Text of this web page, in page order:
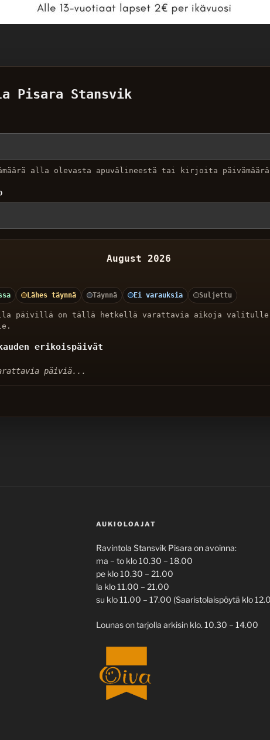
Pisara Stansvik
alla olevasta apuvälineestä tai kirjoita
August 2026
Lähes täynnä Täynnä Ei varauksia Suljettu
päivillä on tällä hetkellä varattavia aikoja valitulle
erikoispäivät
päiviä...
AUKIOLOAJAT
Ravintola Stansvik Pisara on avoinna:
ma – to klo 10.30 – 18.00
pe klo 10.30 – 21.00
la klo 11.00 – 21.00
su klo 11.00 – 17.00 (Saaristolaispöytä klo
Lounas on tarjolla arkisin klo. 10.30 – 14.00